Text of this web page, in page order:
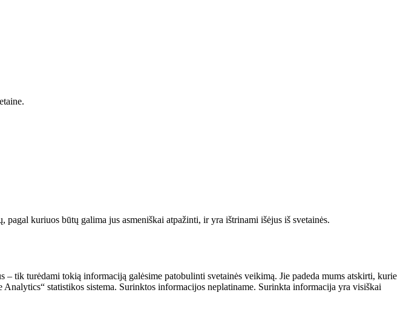
kuriuos būtų galima jus asmeniškai atpažinti, ir yra ištrinami išėjus iš svetainės.
tik turėdami tokią informaciją galėsime patobulinti svetainės veikimą. Jie padeda mums atskirti, kurie
statistikos sistema. Surinktos informacijos neplatiname. Surinkta informacija yra visiškai